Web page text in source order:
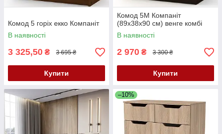
Комод 5 горіх екко Компаніт
В наявності
3 325,50 ₴ 3 695 ₴
Купити
Комод 5М Компаніт
(89х38х90 см) венге комбі
В наявності
2 970 ₴ 3 300 ₴
Купити
–10%